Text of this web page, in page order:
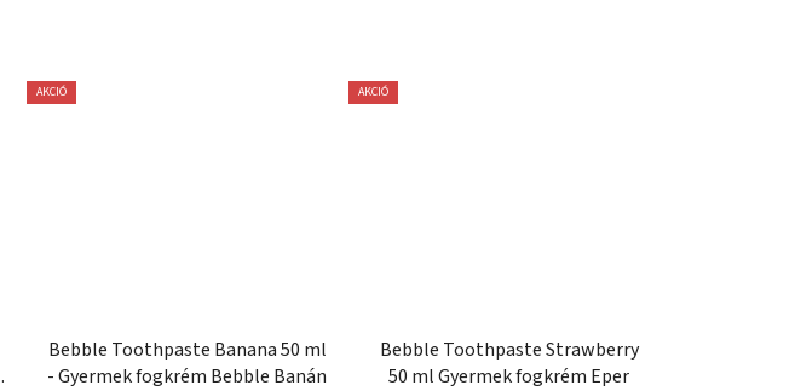
AKCIÓ
Bebble Toothpaste Banana 50 ml
- Gyermek fogkrém Bebble Banán
AKCIÓ
Bebble Toothpaste Strawberry
50 ml Gyermek fogkrém Eper